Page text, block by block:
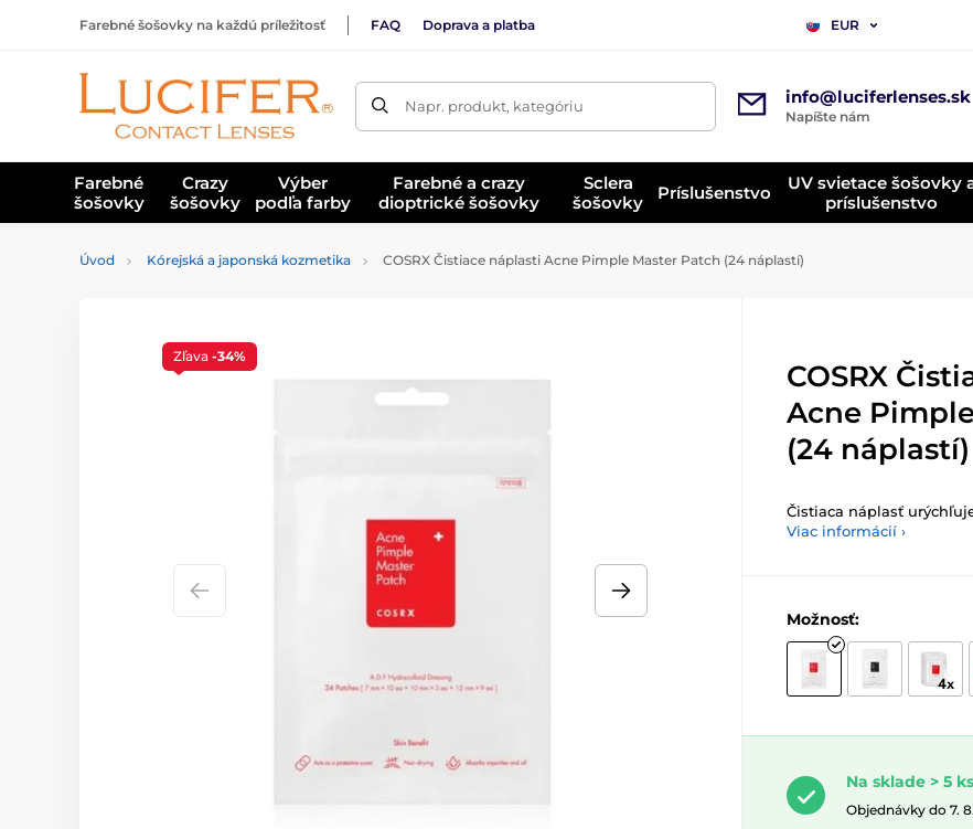
Farebné šošovky na každú príležitosť FAQ Doprava a platba EUR
Napr. produkt, kategóriu info@luciferlenses.sk
Napíšte nám
Farebné
šošovky
Crazy
šošovky
Výber
podľa farby
Farebné a crazy
dioptrické šošovky
Sclera
šošovky
Príslušenstvo
UV svietace šošovky
príslušenstvo
Úvod Kórejská a japonská kozmetika COSRX Čistiace náplasti Acne Pimple Master Patch (24 náplastí)
Zľava -34%
COSRX
Acne
(24 náplastí)
Čistiaca náplasť
Viac informácií ›
Možnosť:
Na sklade > 5 ks
Objednávky do 7.